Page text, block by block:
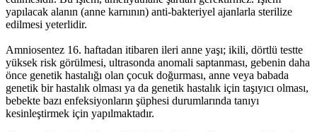
yapılacak alanın (anne karnının) anti-bakteriyel ajanlarla sterilize
edilmesi yeterlidir.
Amniosentez 16. haftadan itibaren ileri anne yaşı; ikili, dörtlü testte
yüksek risk görülmesi, ultrasonda anomali saptanması, gebenin daha
önce genetik hastalığı olan çocuk doğurması, anne veya babada
genetik bir hastalık olması ya da genetik hastalık için taşıyıcı olması,
bebekte bazı enfeksiyonların şüphesi durumlarında tanıyı
kesinleştirmek için yapılmaktadır.